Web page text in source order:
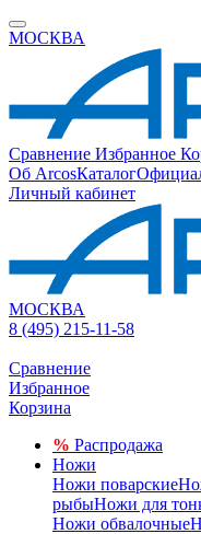
МОСКВА
Сравнение Избранное
Об ArcosКаталог
Личный кабинет
МОСКВА
8 (495) 215-11-58
Сравнение
Избранное
Корзина
% Распродажа
Ножи
Ножи поварские
рыбыНожи для
Ножи обвалочные